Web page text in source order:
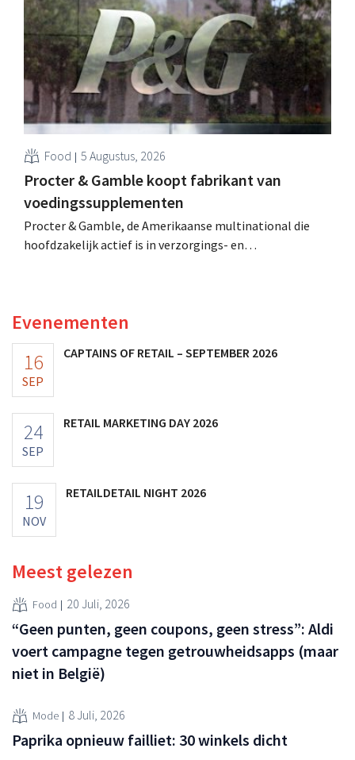
kernactiviteiten concentreren.
Food 5 Augustus, 2026
Procter & Gamble koopt fabrikant van
voedingssupplementen
Procter & Gamble, de Amerikaanse multinational die
hoofdzakelijk actief is in verzorgings- en
Evenementen
16
SEP
CAPTAINS OF RETAIL – SEPTEMBER 2026
24
SEP
RETAIL MARKETING DAY 2026
19
NOV
RETAILDETAIL NIGHT 2026
Meest gelezen
Food 20 Juli, 2026
“Geen punten, geen coupons, geen stress”: Aldi
voert campagne tegen getrouwheidsapps (maar
niet in België)
Mode 8 Juli, 2026
Paprika opnieuw failliet: 30 winkels dicht